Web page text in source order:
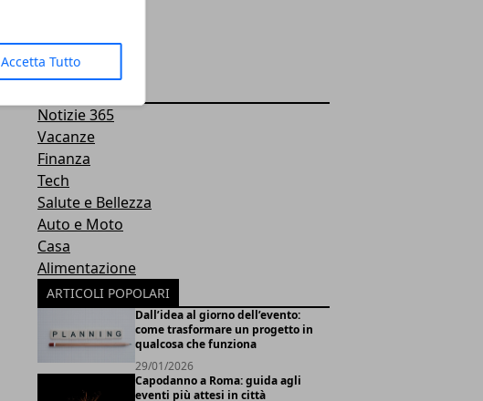
Accetta Tutto
Notizie 365
Vacanze
Finanza
Tech
Salute e Bellezza
Auto e Moto
Casa
Alimentazione
ARTICOLI POPOLARI
Dall’idea al giorno dell’evento:
come trasformare un progetto in
qualcosa che funziona
29/01/2026
Capodanno a Roma: guida agli
eventi più attesi in città